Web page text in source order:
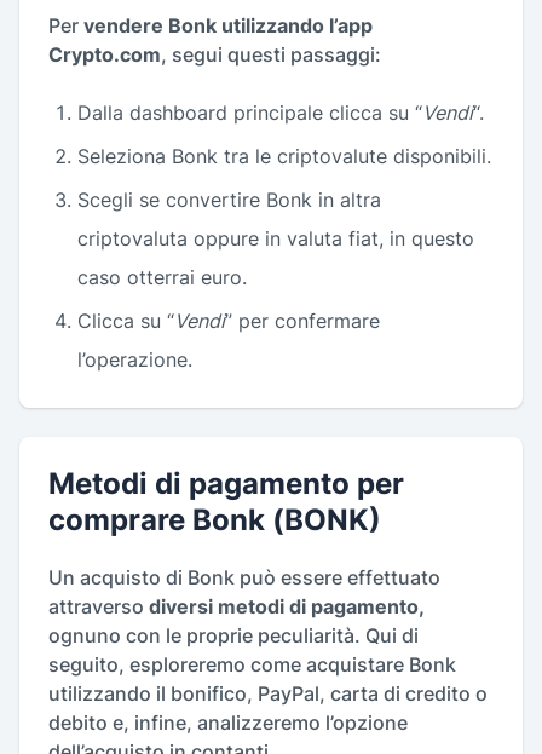
Per vendere Bonk utilizzando l’app
Crypto.com, segui questi passaggi:
Dalla dashboard principale clicca su “Vendi“.
Seleziona Bonk tra le criptovalute disponibili.
Scegli se convertire Bonk in altra
criptovaluta oppure in valuta fiat, in questo
caso otterrai euro.
Clicca su “Vendi” per confermare
l’operazione.
Metodi di pagamento per
comprare Bonk (BONK)
Un acquisto di Bonk può essere effettuato
attraverso diversi metodi di pagamento,
ognuno con le proprie peculiarità. Qui di
seguito, esploreremo come acquistare Bonk
utilizzando il bonifico, PayPal, carta di credito o
debito e, infine, analizzeremo l’opzione